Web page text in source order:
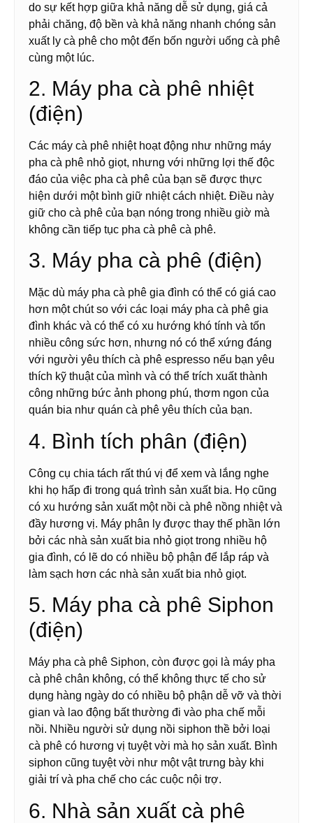
do sự kết hợp giữa khả năng dễ sử dụng, giá cả
phải chăng, độ bền và khả năng nhanh chóng sản
xuất ly cà phê cho một đến bốn người uống cà phê
cùng một lúc.
2. Máy pha cà phê nhiệt
(điện)
Các máy cà phê nhiệt hoạt động như những máy
pha cà phê nhỏ giọt, nhưng với những lợi thế độc
đáo của việc pha cà phê của bạn sẽ được thực
hiện dưới một bình giữ nhiệt cách nhiệt. Điều này
giữ cho cà phê của bạn nóng trong nhiều giờ mà
không cần tiếp tục pha cà phê cà phê.
3. Máy pha cà phê (điện)
Mặc dù máy pha cà phê gia đình có thể có giá cao
hơn một chút so với các loại máy pha cà phê gia
đình khác và có thể có xu hướng khó tính và tốn
nhiều công sức hơn, nhưng nó có thể xứng đáng
với người yêu thích cà phê espresso nếu bạn yêu
thích kỹ thuật của mình và có thể trích xuất thành
công những bức ảnh phong phú, thơm ngon của
quán bia như quán cà phê yêu thích của bạn.
4. Bình tích phân (điện)
Công cụ chia tách rất thú vị để xem và lắng nghe
khi họ hấp đi trong quá trình sản xuất bia. Họ cũng
có xu hướng sản xuất một nồi cà phê nồng nhiệt và
đầy hương vị. Máy phân ly được thay thế phần lớn
bởi các nhà sản xuất bia nhỏ giọt trong nhiều hộ
gia đình, có lẽ do có nhiều bộ phận để lắp ráp và
làm sạch hơn các nhà sản xuất bia nhỏ giọt.
5. Máy pha cà phê Siphon
(điện)
Máy pha cà phê Siphon, còn được gọi là máy pha
cà phê chân không, có thể không thực tế cho sử
dụng hàng ngày do có nhiều bộ phận dễ vỡ và thời
gian và lao động bất thường đi vào pha chế mỗi
nồi. Nhiều người sử dụng nồi siphon thề bởi loại
cà phê có hương vị tuyệt vời mà họ sản xuất. Bình
siphon cũng tuyệt vời như một vật trưng bày khi
giải trí và pha chế cho các cuộc nội trợ.
6. Nhà sản xuất cà phê